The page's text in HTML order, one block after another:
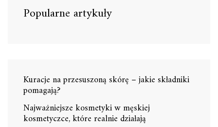
Popularne artykuły
Kuracje na przesuszoną skórę – jakie składniki
pomagają?
Najważniejsze kosmetyki w męskiej
kosmetyczce, które realnie działają